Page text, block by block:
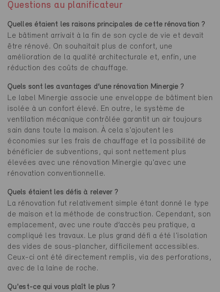
Questions au planificateur
Quelles étaient les raisons principales de cette rénovation ?
Le bâtiment arrivait à la fin de son cycle de vie et devait
être rénové. On souhaitait plus de confort, une
amélioration de la qualité architecturale et, enfin, une
réduction des coûts de chauffage.
Quels sont les avantages d’une rénovation Minergie ?
Le label Minergie associe une enveloppe de bâtiment bien
isolée à un confort élevé. En outre, le système de
ventilation mécanique contrôlée garantit un air toujours
sain dans toute la maison. À cela s'ajoutent les
économies sur les frais de chauffage et la possibilité de
bénéficier de subventions, qui sont nettement plus
élevées avec une rénovation Minergie qu'avec une
rénovation conventionnelle.
Quels étaient les défis à relever ?
La rénovation fut relativement simple étant donné le type
de maison et la méthode de construction. Cependant, son
emplacement, avec une route d’accès peu pratique, a
compliqué les travaux. Le plus grand défi a été l'isolation
des vides de sous-plancher, difficilement accessibles.
Ceux-ci ont été directement remplis, via des perforations,
avec de la laine de roche.
Qu'est-ce qui vous plaît le plus ?